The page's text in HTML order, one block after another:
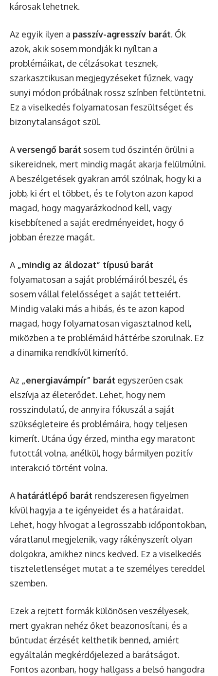
károsak lehetnek.
Az egyik ilyen a passzív-agresszív barát. Ők
azok, akik sosem mondják ki nyíltan a
problémáikat, de célzásokat tesznek,
szarkasztikusan megjegyzéseket fűznek, vagy
sunyi módon próbálnak rossz színben feltüntetni.
Ez a viselkedés folyamatosan feszültséget és
bizonytalanságot szül.
Aversengő barát sosem tud őszintén örülni a
sikereidnek, mert mindig magát akarja felülmúlni.
A beszélgetések gyakran arról szólnak, hogy ki a
jobb, ki ért el többet, és te folyton azon kapod
magad, hogy magyarázkodnod kell, vagy
kisebbítened a saját eredményeidet, hogy ő
jobban érezze magát.
A „mindig az áldozat” típusú barát
folyamatosan a saját problémáiról beszél, és
sosem vállal felelősséget a saját tetteiért.
Mindig valaki más a hibás, és te azon kapod
magad, hogy folyamatosan vigasztalnod kell,
miközben a te problémáid háttérbe szorulnak. Ez
a dinamika rendkívül kimerítő.
Az „energiavámpír” barát egyszerűen csak
elszívja az életerődet. Lehet, hogy nem
rosszindulatú, de annyira fókuszál a saját
szükségleteire és problémáira, hogy teljesen
kimerít. Utána úgy érzed, mintha egy maratont
futottál volna, anélkül, hogy bármilyen pozitív
interakció történt volna.
A határátlépő barát rendszeresen figyelmen
kívül hagyja a te igényeidet és a határaidat.
Lehet, hogy hívogat a legrosszabb időpontokban,
váratlanul megjelenik, vagy rákényszerít olyan
dolgokra, amikhez nincs kedved. Ez a viselkedés
tiszteletlenséget mutat a te személyes tereddel
szemben.
Ezek a rejtett formák különösen veszélyesek,
mert gyakran nehéz őket beazonosítani, és a
bűntudat érzését kelthetik benned, amiért
egyáltalán megkérdőjelezed a barátságot.
Fontos azonban, hogy hallgass a belső hangodra